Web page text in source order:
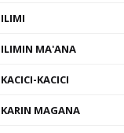
ILIMI
ILIMIN MA'ANA
KACICI-KACICI
KARIN MAGANA